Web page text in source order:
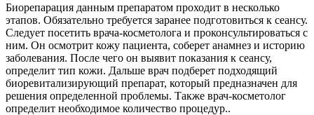
Биорепарация данным препаратом проходит в несколько
этапов. Обязательно требуется заранее подготовиться к сеансу.
Следует посетить врача-косметолога и проконсультироваться с
ним. Он осмотрит кожу пациента, соберет анамнез и историю
заболевания. После чего он выявит показания к сеансу,
определит тип кожи. Дальше врач подберет подходящий
биоревитализирующий препарат, который предназначен для
решения определенной проблемы. Также врач-косметолог
определит необходимое количество процедур..